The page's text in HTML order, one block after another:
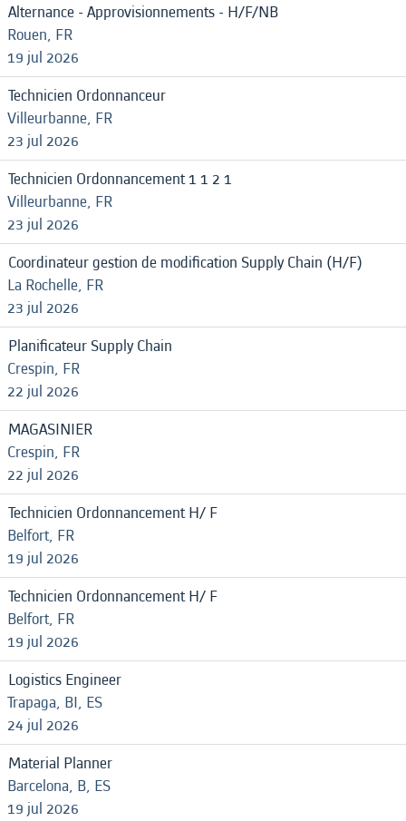
Alternance - Approvisionnements - H/F/NB
Rouen, FR
19 jul 2026
Technicien Ordonnanceur
Villeurbanne, FR
23 jul 2026
Technicien Ordonnancement 1 1 2 1
Villeurbanne, FR
23 jul 2026
Coordinateur gestion de modification Supply Chain (H/F)
La Rochelle, FR
23 jul 2026
Planificateur Supply Chain
Crespin, FR
22 jul 2026
MAGASINIER
Crespin, FR
22 jul 2026
Technicien Ordonnancement H/ F
Belfort, FR
19 jul 2026
Technicien Ordonnancement H/ F
Belfort, FR
19 jul 2026
Logistics Engineer
Trapaga, BI, ES
24 jul 2026
Material Planner
Barcelona, B, ES
19 jul 2026